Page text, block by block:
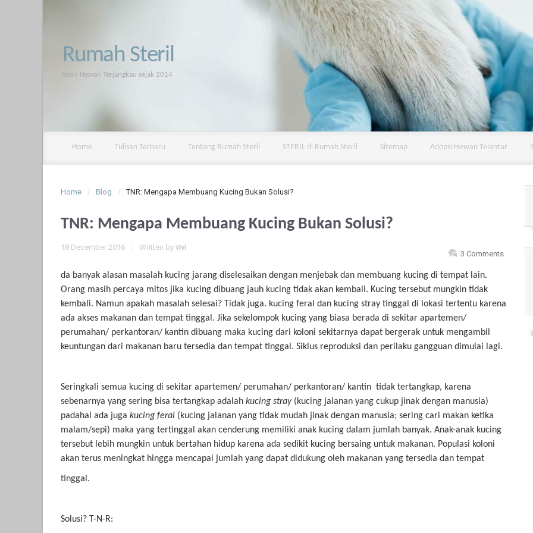
Rumah Steril
Steril Hewan Terjangkau sejak 2014
Home Tulisan Terbaru Tentang Rumah Steril STERIL di Rumah Steril Sitemap Adopsi Hewan Telantar
Home Blog TNR: Mengapa Membuang Kucing Bukan Solusi?
TNR: Mengapa Membuang Kucing Bukan Solusi?
18 December 2016
3 Comments
Written by vivi
da banyak alasan masalah kucing jarang diselesaikan dengan menjebak dan membuang kucing di tempat lain.
Orang masih percaya mitos jika kucing dibuang jauh kucing tidak akan kembali. Kucing tersebut mungkin tidak
kembali. Namun apakah masalah selesai? Tidak juga. kucing feral dan kucing stray tinggal di lokasi tertentu karena
ada akses makanan dan tempat tinggal. Jika sekelompok kucing yang biasa berada di sekitar apartemen/
perumahan/ perkantoran/ kantin dibuang maka kucing dari koloni sekitarnya dapat bergerak untuk mengambil
keuntungan dari makanan baru tersedia dan tempat tinggal. Siklus reproduksi dan perilaku gangguan dimulai lagi.
Seringkali semua kucing di sekitar apartemen/ perumahan/ perkantoran/ kantin tidak tertangkap, karena
sebenarnya yang sering bisa tertangkap adalah kucing stray(kucing jalanan yang cukup jinak dengan manusia)
padahal ada juga kucing feral (kucing jalanan yang tidak mudah jinak dengan manusia; sering cari makan ketika
malam/sepi) maka yang tertinggal akan cenderung memiliki anak kucing dalam jumlah banyak. Anak-anak kucing
tersebut lebih mungkin untuk bertahan hidup karena ada sedikit kucing bersaing untuk makanan. Populasi koloni
akan terus meningkat hingga mencapai jumlah yang dapat didukung oleh makanan yang tersedia dan tempat
tinggal.
Solusi? T-N-R: